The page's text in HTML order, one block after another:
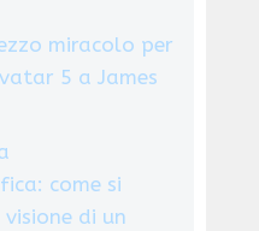
miracolo per
5 a James
come si
di un